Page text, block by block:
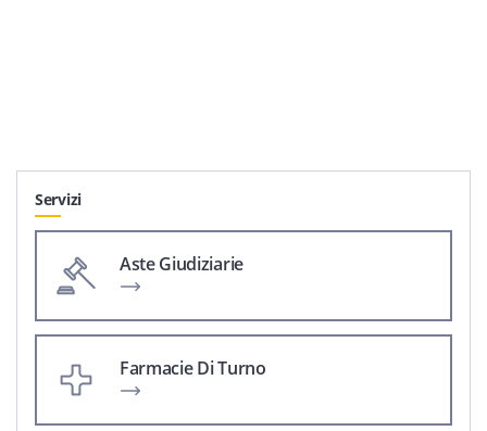
Servizi
Aste Giudiziarie
Farmacie Di Turno